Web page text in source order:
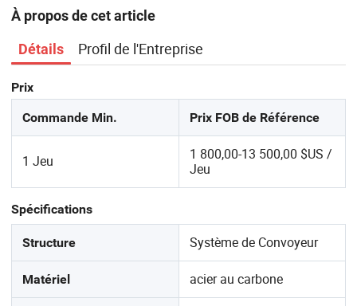
À propos de cet article
Détails Profil de l'Entreprise
Prix
Commande Min. Prix FOB de Référence
1 Jeu
1 800,00-13 500,00 $US /
Jeu
Spécifications
Structure Système de Convoyeur
Matériel acier au carbone